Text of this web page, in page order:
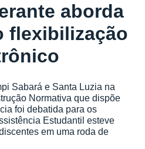
aborda
flexibilização
Sabará e Santa Luzia na
Normativa que dispõe
foi debatida para os
Estudantil esteve
em uma roda de